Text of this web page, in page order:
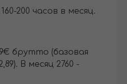
200 часов в месяц.
брутто (базовая
В месяц 2760 -